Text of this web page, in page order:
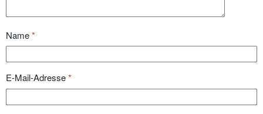
Name*
E-Mail-Adresse*